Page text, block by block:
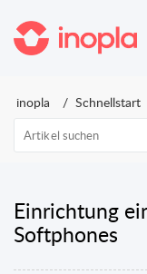
inopla Schnellstart
Einrichtung
Softphones